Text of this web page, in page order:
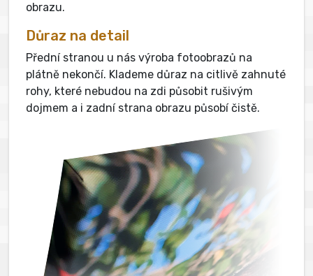
obrazu.
Důraz na detail
Přední stranou u nás výroba fotoobrazů na
plátně nekončí. Klademe důraz na citlivě zahnuté
rohy, které nebudou na zdi působit rušivým
dojmem a i zadní strana obrazu působí čistě.